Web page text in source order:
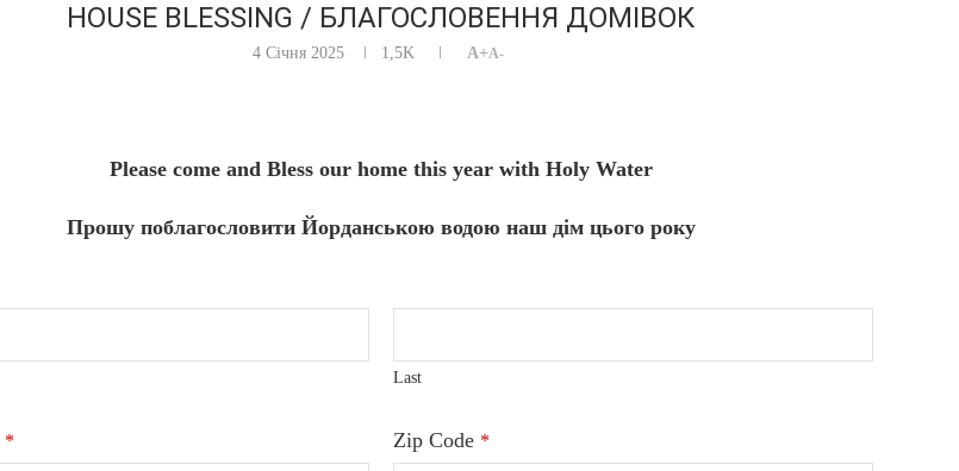
HOUSE BLESSING / БЛАГОСЛОВЕННЯ ДОМІВОК
4 Січня 2025 1,5K A+A-
Please come and Bless our home this year with Holy Water
Прошу поблагословити Йорданською водою наш дім цього року
Last
* Zip Code *